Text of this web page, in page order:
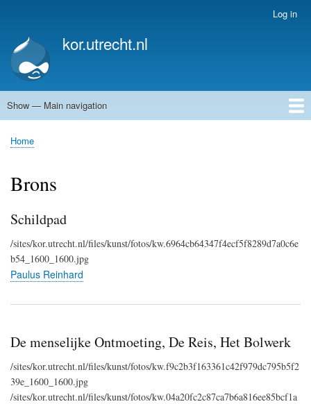
account
menu
Log in
kor.utrecht.nl
Main
Show — Main navigation
Home
Kunstwerken
Actueel
Routes
Breadcrumb
Home
Brons
Schildpad
/sites/kor.utrecht.nl/files/kunst/fotos/kw.6964cb64347f4ecf5f8289d7a0c6e
b54_1600_1600.jpg
Paulus Reinhard
De menselijke Ontmoeting, De Reis, Het Bolwerk
/sites/kor.utrecht.nl/files/kunst/fotos/kw.f9c2b3f163361c42f979dc795b5f2
39e_1600_1600.jpg
/sites/kor.utrecht.nl/files/kunst/fotos/kw.04a20fc2c87ca7b6a816ee85bcf1a